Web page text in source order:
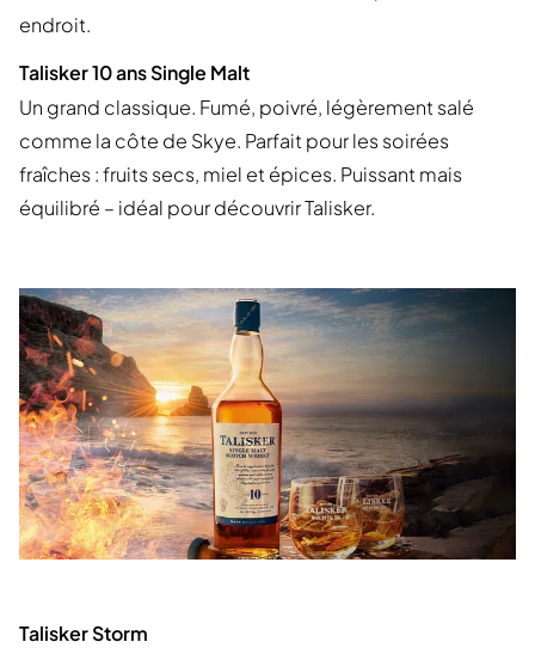
endroit.
Talisker 10 ans Single Malt
Un grand classique. Fumé, poivré, légèrement salé
comme la côte de Skye. Parfait pour les soirées
fraîches : fruits secs, miel et épices. Puissant mais
équilibré – idéal pour découvrir Talisker.
Talisker Storm